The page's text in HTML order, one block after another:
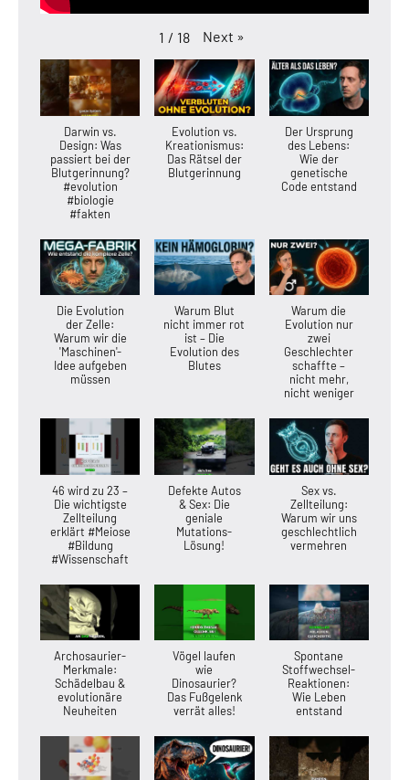
1 / 18 Next »
Darwin vs.
Design: Was
passiert bei der
Blutgerinnung?
#evolution
#biologie
#fakten
Evolution vs.
Kreationismus:
Das Rätsel der
Blutgerinnung
Der Ursprung
des Lebens:
Wie der
genetische
Code entstand
Die Evolution
der Zelle:
Warum wir die
'Maschinen'-
Idee aufgeben
müssen
Warum Blut
nicht immer rot
ist – Die
Evolution des
Blutes
Warum die
Evolution nur
zwei
Geschlechter
schaffte –
nicht mehr,
nicht weniger
46 wird zu 23 –
Die wichtigste
Zellteilung
erklärt #Meiose
#Bildung
#Wissenschaft
Defekte Autos
& Sex: Die
geniale
Mutations-
Lösung!
Sex vs.
Zellteilung:
Warum wir uns
geschlechtlich
vermehren
Archosaurier-
Merkmale:
Schädelbau &
evolutionäre
Neuheiten
Vögel laufen
wie
Dinosaurier?
Das Fußgelenk
verrät alles!
Spontane
Stoffwechsel-
Reaktionen:
Wie Leben
entstand